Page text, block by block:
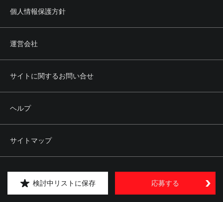
検討中リストに保存 応募する
個人情報保護方針
運営会社
サイトに関するお問い合せ
ヘルプ
サイトマップ
Copyright © kipply&co. All rights reserved.